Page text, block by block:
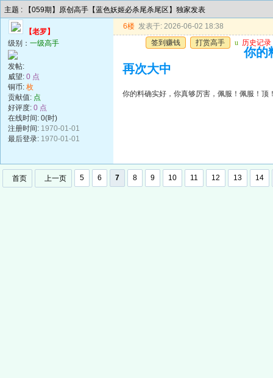
主题 : 【059期】原创高手【蓝色妖姬必杀尾杀尾区】独家发表
【老罗】
级别： 一级高手
发帖:
威望: 0 点
铜币: 枚
贡献值: 点
好评度: 0 点
在线时间: 0(时)
注册时间: 1970-01-01
最后登录: 1970-01-01
6楼 发表于: 2026-06-02 18:38
签到赚钱
打赏高手 u 历史记录
你的
再次大中
你的料确实好，你真够厉害，佩服！佩服！顶
首页 上一页 5 6 7 8 9 10 11 12 13 14